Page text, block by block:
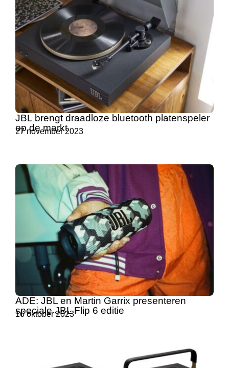
JBL brengt draadloze bluetooth platenspeler
op de markt
27 november 2023
ADE: JBL en Martin Garrix presenteren
speciale JBL Flip 6 editie
16 oktober 2023